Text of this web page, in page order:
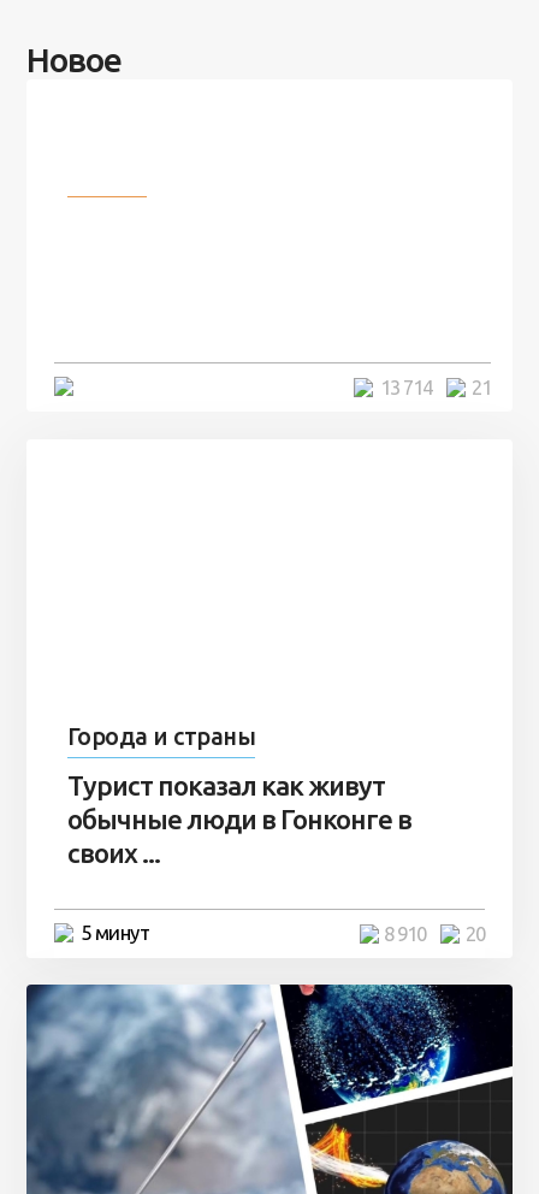
Новое
21
13 714
Города и страны
Турист показал как живут
обычные люди в Гонконге в
своих ...
5 минут 20
8 910